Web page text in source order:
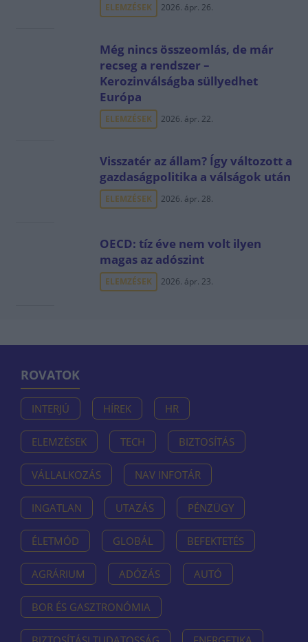
ELEMZÉSEK 2026. ápr. 26.
Még nincs összeomlás, de már
recseg a rendszer –
Kerozinválságba süllyedhet
Európa
ELEMZÉSEK 2026. ápr. 22.
Visszatér az állam? Így változott a
gazdaságpolitika a válságok után
ELEMZÉSEK 2026. ápr. 28.
OECD: tíz éve nem volt ilyen
magas az adószint
ELEMZÉSEK 2026. ápr. 23.
ROVATOK
INTERJÚ HÍREK HR
ELEMZÉSEK TECH BIZTOSÍTÁS
VÁLLALKOZÁS NAV INFOTÁR
INGATLAN UTAZÁS PÉNZÜGY
ÉLETMÓD GLOBÁL BEFEKTETÉS
AGRÁRIUM ADÓZÁS AUTÓ
BOR ÉS GASZTRONÓMIA